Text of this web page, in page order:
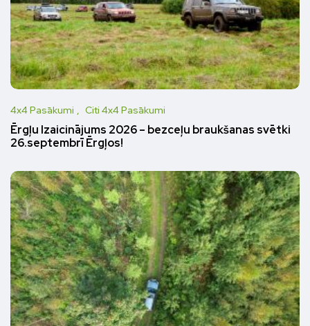
4x4 Pasākumi Citi 4x4 Pasākumi
Ērgļu Izaicinājums 2026 – bezceļu braukšanas svētki
26.septembrī Ērgļos!